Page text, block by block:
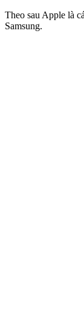
Theo sau Apple là
Samsung.